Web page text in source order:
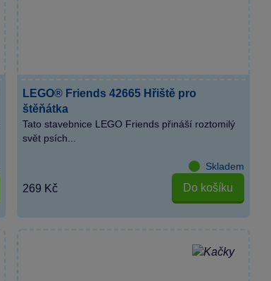
LEGO® Friends 42665 Hřiště pro
štěňátka
Tato stavebnice LEGO Friends přináší roztomilý
svět psích...
Skladem
269 Kč Do košíku